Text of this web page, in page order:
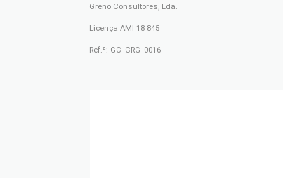
Greno Consultores, Lda.
Licença AMI 18 845
Ref.ª: GC_CRG_0016